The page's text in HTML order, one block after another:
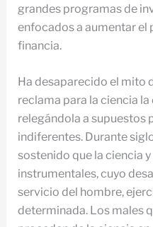
grandes programas de
enfocados a aumentar el
financia.
Ha desaparecido el mito
reclama para la ciencia
relegándola a supuestos
indiferentes. Durante
sostenido que la ciencia
instrumentales, cuyo
servicio del hombre,
determinada. Los males